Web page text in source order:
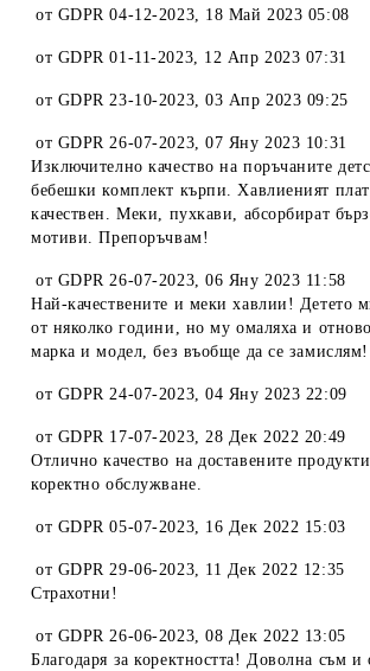
от GDPR 04-12-2023, 18 Май 2023 05:08
от GDPR 01-11-2023, 12 Апр 2023 07:31
от GDPR 23-10-2023,03 Апр 2023 09:25
от GDPR 26-07-2023,07 Яну 2023 10:31
Изключително качество на поръчаните
бебешки комплект кърпи. Хавлиеният
качествен. Меки, пухкави, абсорбират
мотиви. Препоръчвам!
от GDPR 26-07-2023,06 Яну 2023 11:58
Най-качествените и меки хавлии! Детето
от няколко години, но му омаляха и
марка и модел, без въобще да се замислям!
от GDPR 24-07-2023,04 Яну 2023 22:09
от GDPR 17-07-2023,28 Дек 2022 20:49
Отлично качество на доставените
коректно обслужване.
от GDPR 05-07-2023, 16 Дек 2022 15:03
от GDPR 29-06-2023, 11 Дек 2022 12:35
Страхотни!
от GDPR 26-06-2023,08 Дек 2022 13:05
Благодаря за коректността! Доволна съм и